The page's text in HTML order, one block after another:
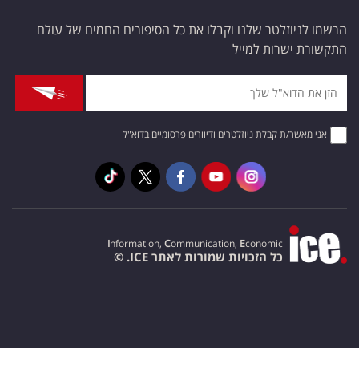
הרשמו לניוזלטר שלנו וקבלו את כל הסיפורים החמים של עולם
התקשורת ישרות למייל
אני מאשר/ת קבלת ניוזלטרים ודיוורים פרסומיים בדוא"ל
Information, Communication, Economic
כל הזכויות שמורות לאתר ICE. ©